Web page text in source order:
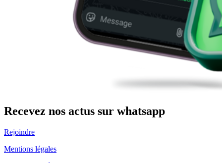
Recevez nos actus sur whatsapp
Rejoindre
Mentions légales